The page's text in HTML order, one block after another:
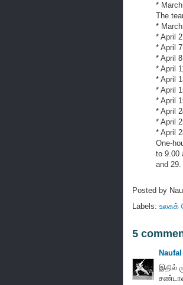
*
The
*
* April
* April
* April
* April
* April
* April
* April
* April
* April
* April
One-
to 9.00
and 29.
Posted by
Labels: உலகக்
5
இதில்